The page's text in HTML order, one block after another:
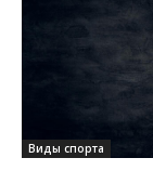
Виды спорта